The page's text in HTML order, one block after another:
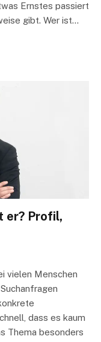
Ernstes passiert
gibt. Wer ist…
er? Profil,
vielen Menschen
dass es kaum
Thema besonders